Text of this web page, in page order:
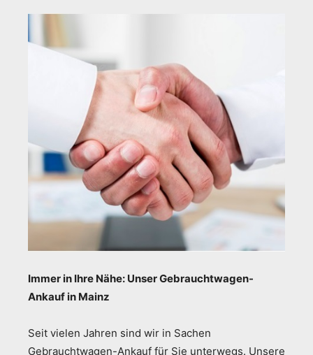
Immer in Ihre Nähe: Unser Gebrauchtwagen-
Ankauf in Mainz
Seit vielen Jahren sind wir in Sachen
Gebrauchtwagen-Ankauf für Sie unterwegs. Unsere